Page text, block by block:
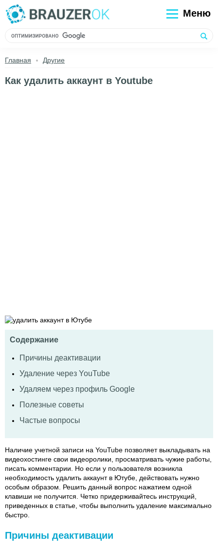
Меню
Главная Другие
Как удалить аккаунт в Youtube
Содержание
Причины деактивации
Удаление через YouTube
Удаляем через профиль Google
Полезные советы
Частые вопросы
Наличие учетной записи на YouTube позволяет выкладывать на
видеохостинге свои видеоролики, просматривать чужие работы,
писать комментарии. Но если у пользователя возникла
необходимость удалить аккаунт в Ютубе, действовать нужно
особым образом. Решить данный вопрос нажатием одной
клавиши не получится. Четко придерживайтесь инструкций,
приведенных в статье, чтобы выполнить удаление максимально
быстро.
Причины деактивации